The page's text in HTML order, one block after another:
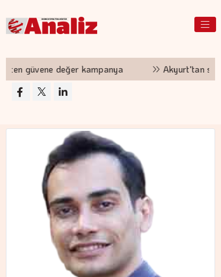
Akyurt'tan saha değişikliği
Cebimiz, yalnızca cebimizi…